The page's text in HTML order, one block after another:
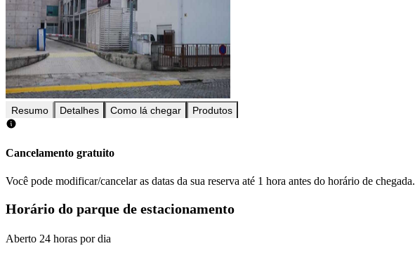
Resumo Detalhes Como lá chegar Produtos
Cancelamento gratuito
Você pode modificar/cancelar as datas da sua reserva até 1 hora antes do horário de chegada.
Horário do parque de estacionamento
Aberto 24 horas por dia